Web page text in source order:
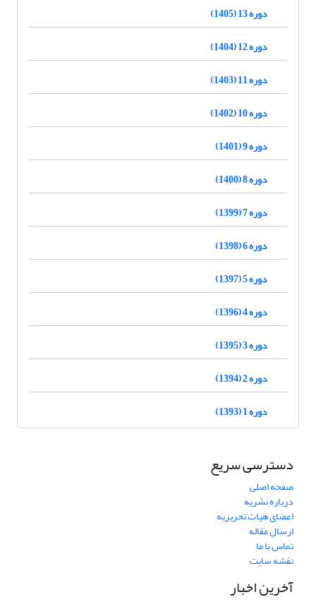
دوره 13 (1405)
دوره 12 (1404)
دوره 11 (1403)
دوره 10 (1402)
دوره 9 (1401)
دوره 8 (1400)
دوره 7 (1399)
دوره 6 (1398)
دوره 5 (1397)
دوره 4 (1396)
دوره 3 (1395)
دوره 2 (1394)
دوره 1 (1393)
دسترسی سریع
صفحه اصلی
درباره نشریه
اعضای هیات تحریریه
ارسال مقاله
تماس با ما
نقشه سایت
آخرین اخبار